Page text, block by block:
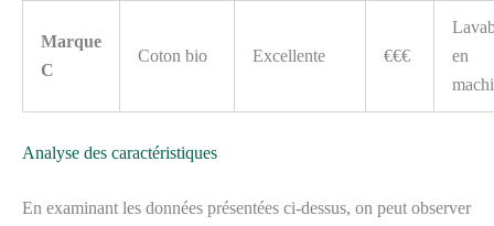
Marque
C
Coton bio Excellente €€€
en
Analyse des caractéristiques
En examinant les données présentées ci-dessus, on peut observer